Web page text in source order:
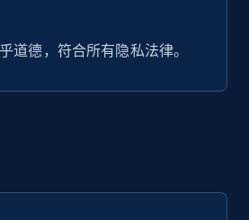
道德，符合所有隐私法律。